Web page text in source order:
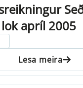
apríl 2005
Lesa meira